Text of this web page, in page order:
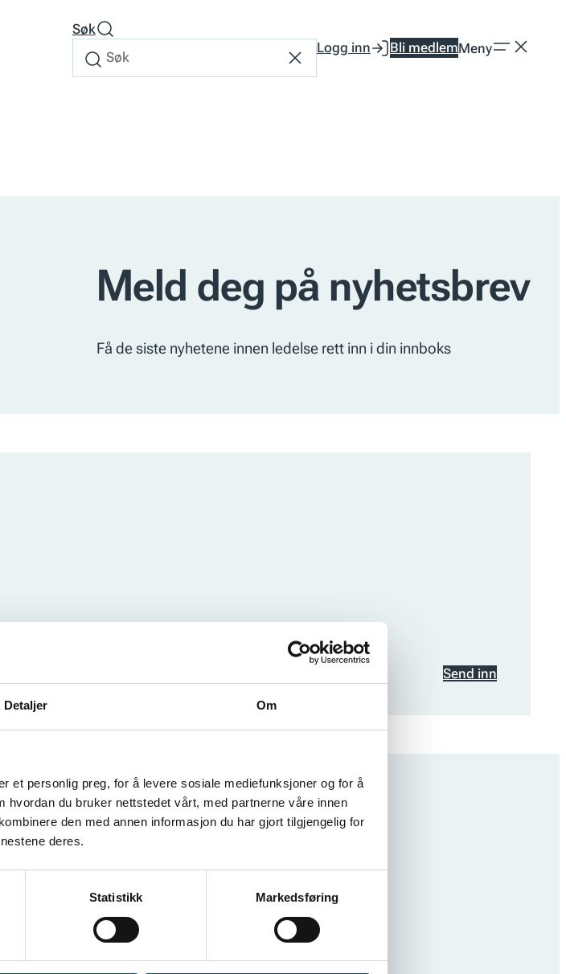
Detaljer Om
et personlig preg, for å levere sosiale mediefunksjoner og for å
du bruker nettstedet vårt, med partnerne våre innen
den med annen informasjon du har gjort tilgjengelig for
deres.
Statistikk Markedsføring
Søk
Søk
Søk
etter
TilbakestillLogg inn Bli medlemMeny
Meld deg på nyhetsbrev
Få de siste nyhetene innen ledelse rett inn i din innboks
Send inn